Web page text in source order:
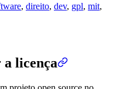
, direito, dev, gpl, mit,
licença